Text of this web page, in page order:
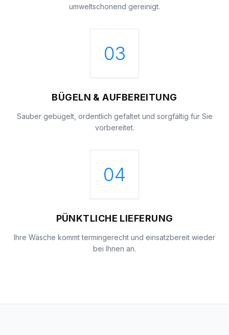
umweltschonend gereinigt.
03
BÜGELN & AUFBEREITUNG
Sauber gebügelt, ordentlich gefaltet und sorgfältig für Sie
vorbereitet.
04
PÜNKTLICHE LIEFERUNG
Ihre Wäsche kommt termingerecht und einsatzbereit wieder
bei Ihnen an.